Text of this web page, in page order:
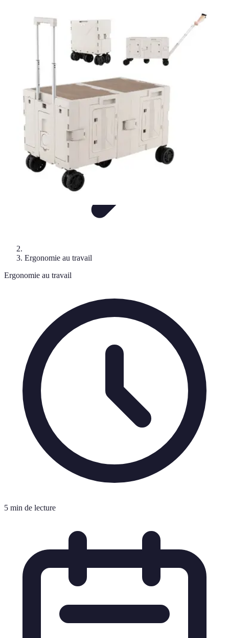
ErgonomiePosture Équipement
Ergonomie au travail
Ergonomie au travail
5 min de lecture